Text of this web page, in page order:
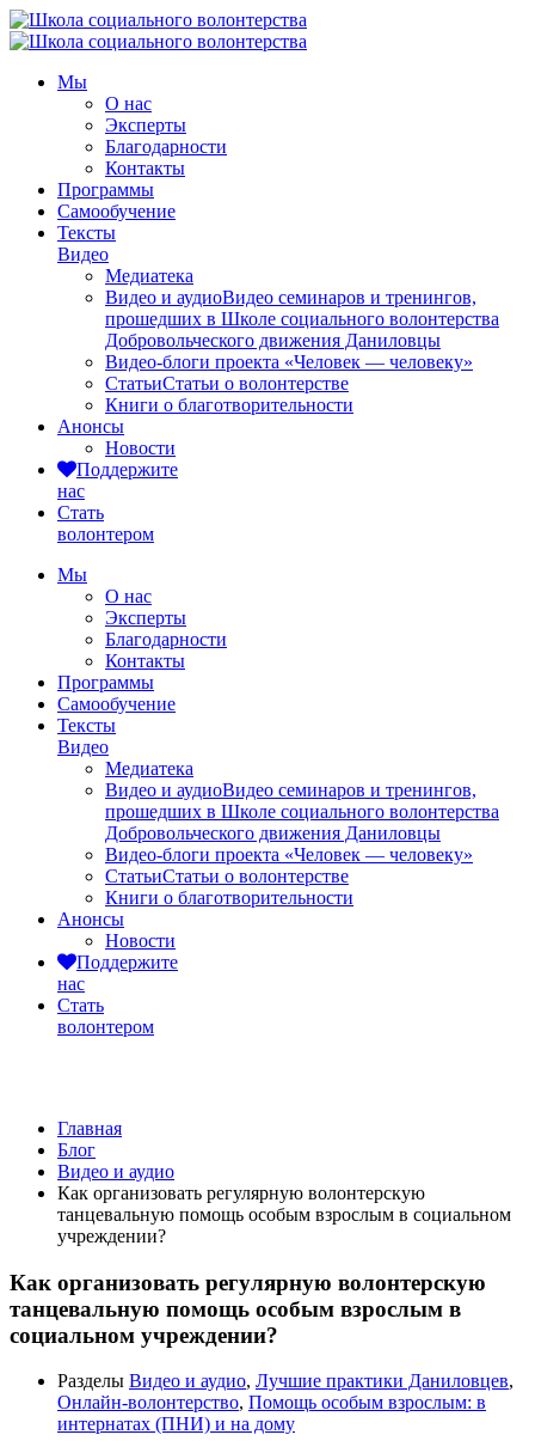
Мы
О нас
Эксперты
Благодарности
Контакты
Программы
Самообучение
Тексты
Видео
Медиатека
Видео и аудиоВидео семинаров и тренингов,
прошедших в Школе социального волонтерства
Добровольческого движения Даниловцы
Видео-блоги проекта «Человек — человеку»
СтатьиСтатьи о волонтерстве
Книги о благотворительности
Анонсы
Новости
Поддержите
нас
Стать
волонтером
Мы
О нас
Эксперты
Благодарности
Контакты
Программы
Самообучение
Тексты
Видео
Медиатека
Видео и аудиоВидео семинаров и тренингов,
прошедших в Школе социального волонтерства
Добровольческого движения Даниловцы
Видео-блоги проекта «Человек — человеку»
СтатьиСтатьи о волонтерстве
Книги о благотворительности
Анонсы
Новости
Поддержите
нас
Стать
волонтером
Главная
Блог
Видео и аудио
Как организовать регулярную волонтерскую
танцевальную помощь особым взрослым в социальном
учреждении?
Как организовать регулярную волонтерскую
танцевальную помощь особым взрослым в
социальном учреждении?
Разделы Видео и аудио, Лучшие практики Даниловцев,
Онлайн-волонтерство, Помощь особым взрослым: в
интернатах (ПНИ) и на дому